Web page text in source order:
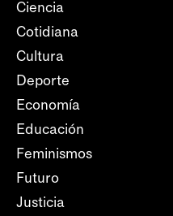
Ciencia
Cotidiana
Cultura
Deporte
Economía
Educación
Feminismos
Futuro
Justicia